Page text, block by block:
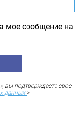
мое сообщение на
вы подтверждаете свое
данных.>